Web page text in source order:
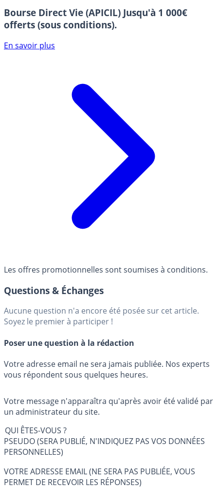
Bourse Direct Vie (APICIL) Jusqu'à 1 000€
offerts (sous conditions).
En savoir plus
Les offres promotionnelles sont soumises à conditions.
Questions & Échanges
Aucune question n'a encore été posée sur cet article.
Soyez le premier à participer !
Poser une question à la rédaction
Votre adresse email ne sera jamais publiée. Nos experts
vous répondent sous quelques heures.
Votre message n'apparaîtra qu'après avoir été validé par
un administrateur du site.
QUI ÊTES-VOUS ?
PSEUDO (SERA PUBLIÉ, N'INDIQUEZ PAS VOS DONNÉES
PERSONNELLES)
VOTRE ADRESSE EMAIL (NE SERA PAS PUBLIÉE, VOUS
PERMET DE RECEVOIR LES RÉPONSES)